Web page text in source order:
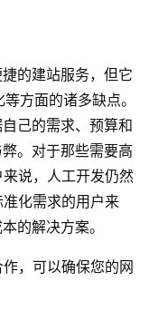
的建站服务，但它
方面的诸多缺点。
己的需求、预算和
。对于那些需要高
说，人工开发仍然
化需求的用户来
的解决方案。
，可以确保您的网